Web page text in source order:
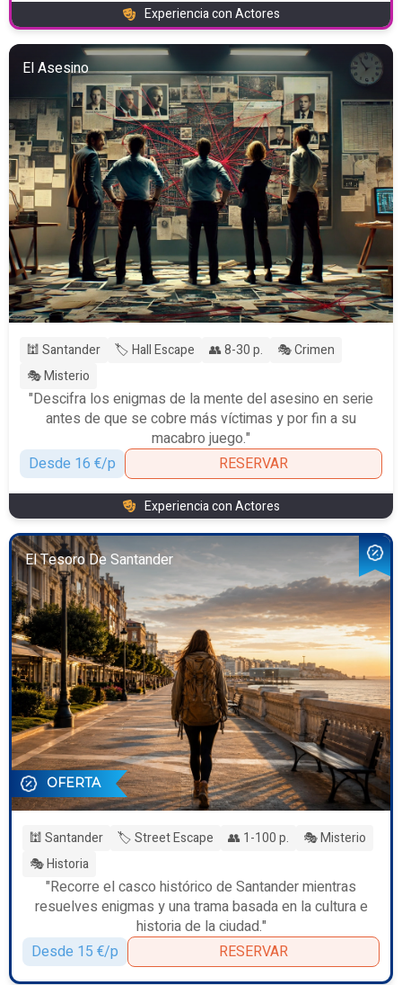
Experiencia con Actores
El Asesino
🕍 Santander 🏷️ Hall Escape 👥 8-30 p.
🎭 Crimen
🎭 Misterio
"Descifra los enigmas de la mente del asesino en serie
antes de que se cobre más víctimas y por fin a su
macabro juego."
Desde 16 €/p
RESERVAR
Experiencia con Actores
El Tesoro De Santander
OFERTA
🕍 Santander 🏷️ Street Escape 👥 1-100 p.
🎭 Misterio
🎭 Historia
"Recorre el casco histórico de Santander mientras
resuelves enigmas y una trama basada en la cultura e
historia de la ciudad."
Desde 15 €/p
RESERVAR